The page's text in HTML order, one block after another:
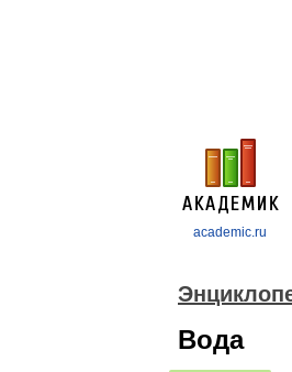
academic.ru
Вода